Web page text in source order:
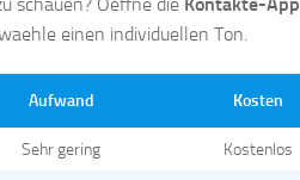
einen individuellen Ton.
Aufwand Kosten
Sehr gering Kostenlos